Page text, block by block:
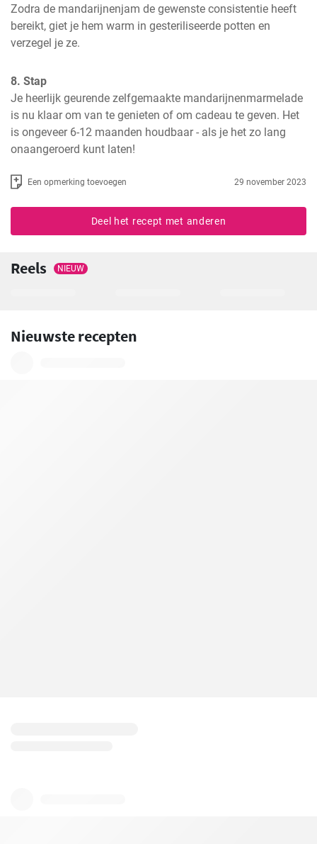
Zodra de mandarijnenjam de gewenste consistentie heeft
bereikt, giet je hem warm in gesteriliseerde potten en
verzegel je ze.
8. Stap
Je heerlijk geurende zelfgemaakte mandarijnenmarmelade
is nu klaar om van te genieten of om cadeau te geven. Het
is ongeveer 6-12 maanden houdbaar - als je het zo lang
onaangeroerd kunt laten!
Een opmerking toevoegen 29 november 2023
Deel het recept met anderen
Reels NIEUW
Nieuwste recepten